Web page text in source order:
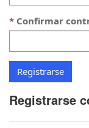
Confirmar
Registrarse